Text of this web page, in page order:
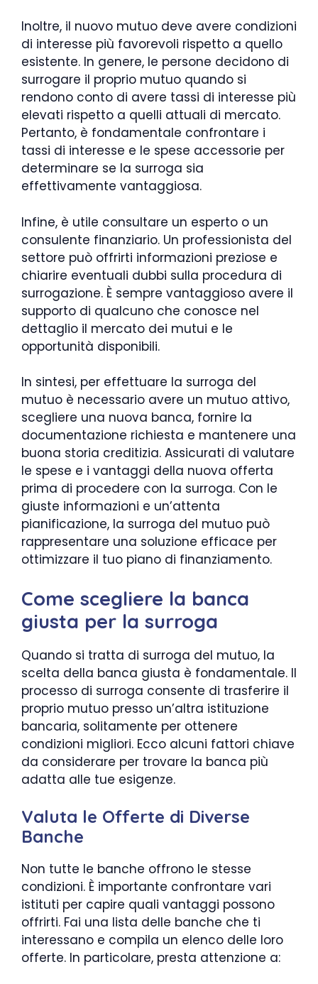
Inoltre, il nuovo mutuo deve avere condizioni
di interesse più favorevoli rispetto a quello
esistente. In genere, le persone decidono di
surrogare il proprio mutuo quando si
rendono conto di avere tassi di interesse più
elevati rispetto a quelli attuali di mercato.
Pertanto, è fondamentale confrontare i
tassi di interesse e le spese accessorie per
determinare se la surroga sia
effettivamente vantaggiosa.
Infine, è utile consultare un esperto o un
consulente finanziario. Un professionista del
settore può offrirti informazioni preziose e
chiarire eventuali dubbi sulla procedura di
surrogazione. È sempre vantaggioso avere il
supporto di qualcuno che conosce nel
dettaglio il mercato dei mutui e le
opportunità disponibili.
In sintesi, per effettuare la surroga del
mutuo è necessario avere un mutuo attivo,
scegliere una nuova banca, fornire la
documentazione richiesta e mantenere una
buona storia creditizia. Assicurati di valutare
le spese e i vantaggi della nuova offerta
prima di procedere con la surroga. Con le
giuste informazioni e un’attenta
pianificazione, la surroga del mutuo può
rappresentare una soluzione efficace per
ottimizzare il tuo piano di finanziamento.
Come scegliere la banca
giusta per la surroga
Quando si tratta di surroga del mutuo, la
scelta della banca giusta è fondamentale. Il
processo di surroga consente di trasferire il
proprio mutuo presso un’altra istituzione
bancaria, solitamente per ottenere
condizioni migliori. Ecco alcuni fattori chiave
da considerare per trovare la banca più
adatta alle tue esigenze.
Valuta le Offerte di Diverse
Banche
Non tutte le banche offrono le stesse
condizioni. È importante confrontare vari
istituti per capire quali vantaggi possono
offrirti. Fai una lista delle banche che ti
interessano e compila un elenco delle loro
offerte. In particolare, presta attenzione a: